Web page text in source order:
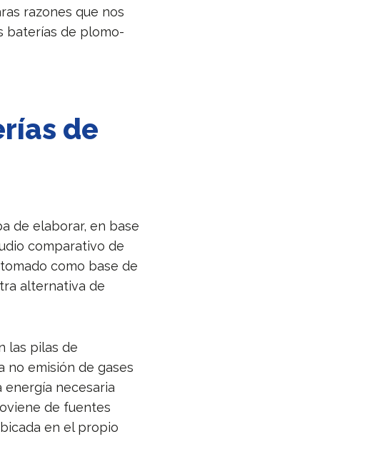
razones que nos
baterías de plomo-
de
de elaborar, en base
comparativo de
como base de
alternativa de
las pilas de
no emisión de gases
energía necesaria
de fuentes
en el propio